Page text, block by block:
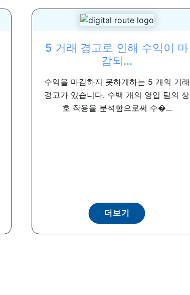
5 거래 경고로 인해 수익이 마
감되...
수익을 마감하지 못하게하는 5 개의 거래
경고가 있습니다. 수백 개의 영업 팀의 상
호 작용을 분석함으로써 수�...
더보기